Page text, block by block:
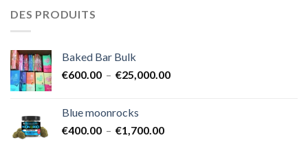
DES PRODUITS
Baked Bar Bulk
€600.00 – €25,000.00Plage
Blue moonrocks
€400.00 – €1,700.00Plage